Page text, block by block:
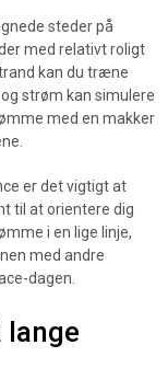
steder på
med relativt roligt
kan du træne
strøm kan simulere
med en makker
er det vigtigt at
til at orientere dig
i en lige linje,
med andre
dagen.